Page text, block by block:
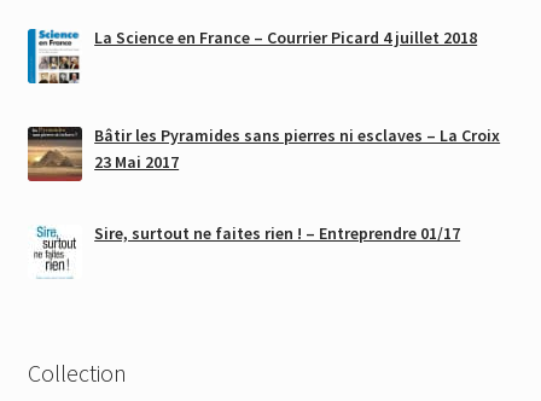
La Science en France – Courrier Picard 4 juillet 2018
Bâtir les Pyramides sans pierres ni esclaves – La Croix
23 Mai 2017
Sire, surtout ne faites rien ! – Entreprendre 01/17
Collection